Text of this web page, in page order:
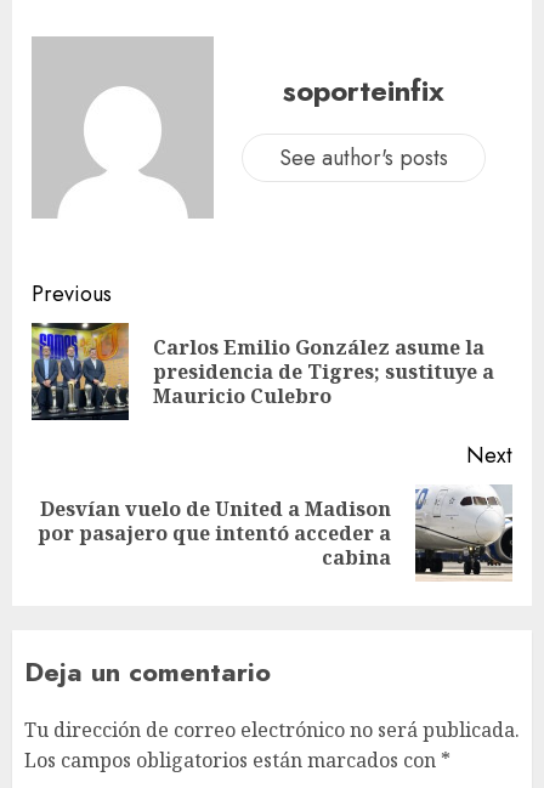
soporteinfix
See author's posts
Previous
Carlos Emilio González asume la
presidencia de Tigres; sustituye a
Mauricio Culebro
Next
Desvían vuelo de United a Madison
por pasajero que intentó acceder a
cabina
Deja un comentario
Tu dirección de correo electrónico no será publicada.
Los campos obligatorios están marcados con *